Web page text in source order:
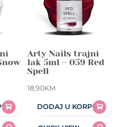
Arty Nails trajni
lak 5ml – 059 Red
Spell
18,90KM
DODAJ U KORPU